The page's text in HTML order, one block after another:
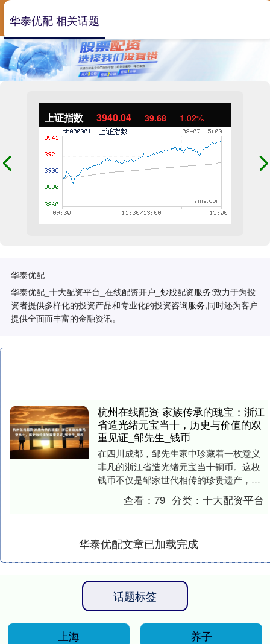
上证指数 3940.04 39.68 1.02%
华泰优配
华泰优配_十大配资平台_在线配资开户_炒股配资服务:致力于为投
资者提供多样化的投资产品和专业化的投资咨询服务,同时还为客户
提供全面而丰富的金融资讯。
华泰优配 相关话题
杭州在线配资 家族传承的瑰宝：浙江
省造光绪元宝当十，历史与价值的双
重见证_邹先生_钱币
在四川成都，邹先生家中珍藏着一枚意义
非凡的浙江省造光绪元宝当十铜币。这枚
钱币不仅是邹家世代相传的珍贵遗产，更
是承载着无数先辈记忆与情感的宝贵纽
带。据传，这枚光绪....
查看：79 分类：十大配资平台
华泰优配文章已加载完成
话题标签
上海
养子